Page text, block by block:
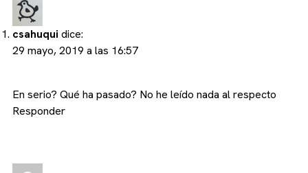
csahuqui dice:
29 mayo, 2019 a las 16:57
En serio? Qué ha pasado? No he leído nada al respecto
Responder